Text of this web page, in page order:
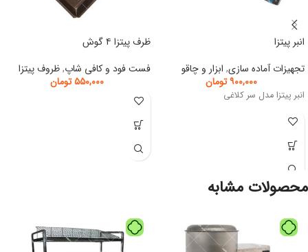
انبر پیتزا
تجهیزات آماده سازی, ابزار و چاقو
۹۰۰,۰۰۰ تومان
انبر پیتزا مدل سر کلاغی
ظرف پیتزا ۴ گوش
فست فود و کافی شاپ,ظروف پیتزا
۵۵۰,۰۰۰تومان
محصولات مشابه